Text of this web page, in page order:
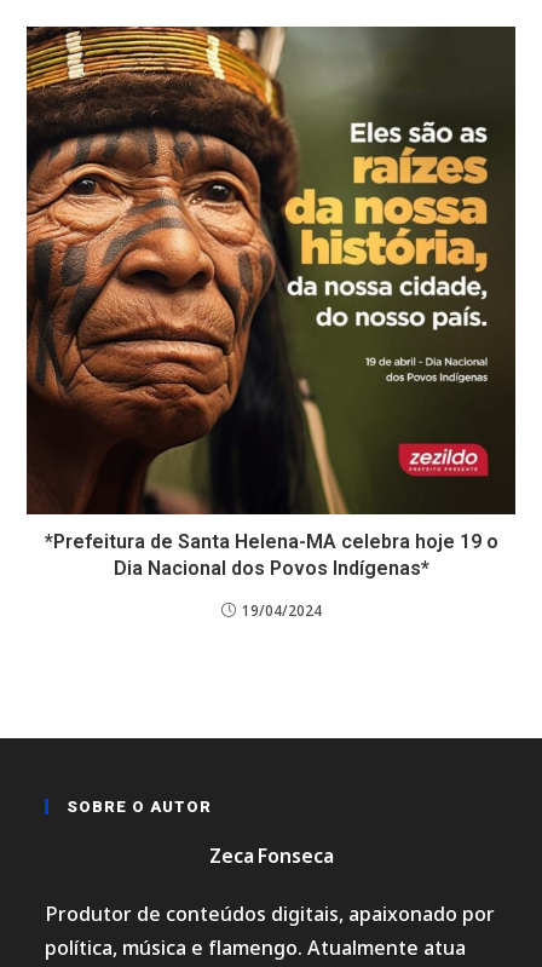
*Prefeitura de Santa Helena-MA celebra hoje 19 o
Dia Nacional dos Povos Indígenas*
19/04/2024
SOBRE O AUTOR
Zeca Fonseca
Produtor de conteúdos digitais, apaixonado por
política, música e flamengo. Atualmente atua